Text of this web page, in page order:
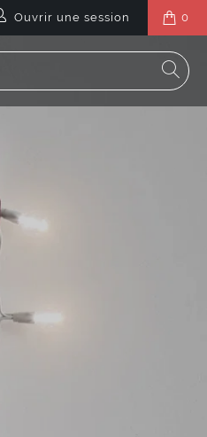
0
Ouvrir une session